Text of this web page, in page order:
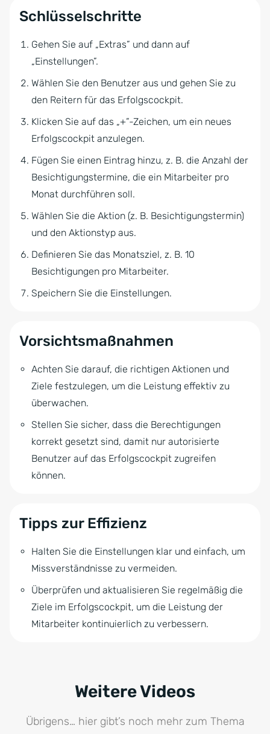
Schlüsselschritte
Gehen Sie auf „Extras” und dann auf
„Einstellungen”.
Wählen Sie den Benutzer aus und gehen Sie zu
den Reitern für das Erfolgscockpit.
Klicken Sie auf das „+”-Zeichen, um ein neues
Erfolgscockpit anzulegen.
Fügen Sie einen Eintrag hinzu, z. B. die Anzahl der
Besichtigungstermine, die ein Mitarbeiter pro
Monat durchführen soll.
Wählen Sie die Aktion (z. B. Besichtigungstermin)
und den Aktionstyp aus.
Definieren Sie das Monatsziel, z. B. 10
Besichtigungen pro Mitarbeiter.
Speichern Sie die Einstellungen.
Vorsichtsmaßnahmen
Achten Sie darauf, die richtigen Aktionen und
Ziele festzulegen, um die Leistung effektiv zu
überwachen.
Stellen Sie sicher, dass die Berechtigungen
korrekt gesetzt sind, damit nur autorisierte
Benutzer auf das Erfolgscockpit zugreifen
können.
Tipps zur Effizienz
Halten Sie die Einstellungen klar und einfach, um
Missverständnisse zu vermeiden.
Überprüfen und aktualisieren Sie regelmäßig die
Ziele im Erfolgscockpit, um die Leistung der
Mitarbeiter kontinuierlich zu verbessern.
Weitere Videos
Übrigens… hier gibt’s noch mehr zum Thema